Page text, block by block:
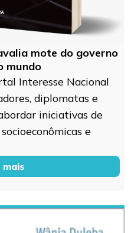
mote do governo
mundo
Interesse Nacional
diplomatas e
iniciativas de
e
mais